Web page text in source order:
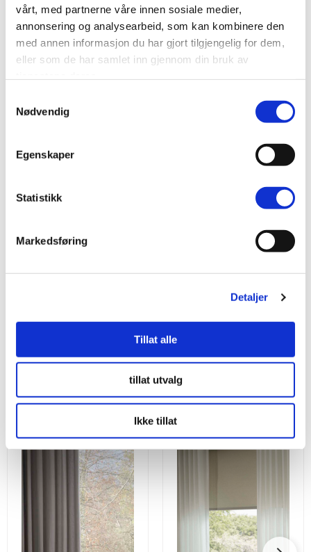
vårt, med partnerne våre innen sosiale medier,
annonsering og analysearbeid, som kan kombinere den
med annen informasjon du har gjort tilgjengelig for dem,
eller som de har samlet inn gjennom din bruk av
Nødvendig
Egenskaper
Statistikk
Markedsføring
Detaljer
Tillat alle
tillat utvalg
Ikke tillat
Hvordan fungerer isolerende plisségardiner?
Hvordan rengjør jeg mine isolerende
plisségardiner?
Spesifikasjonen
Levering og returnering
Utforsk våre andre gardiner